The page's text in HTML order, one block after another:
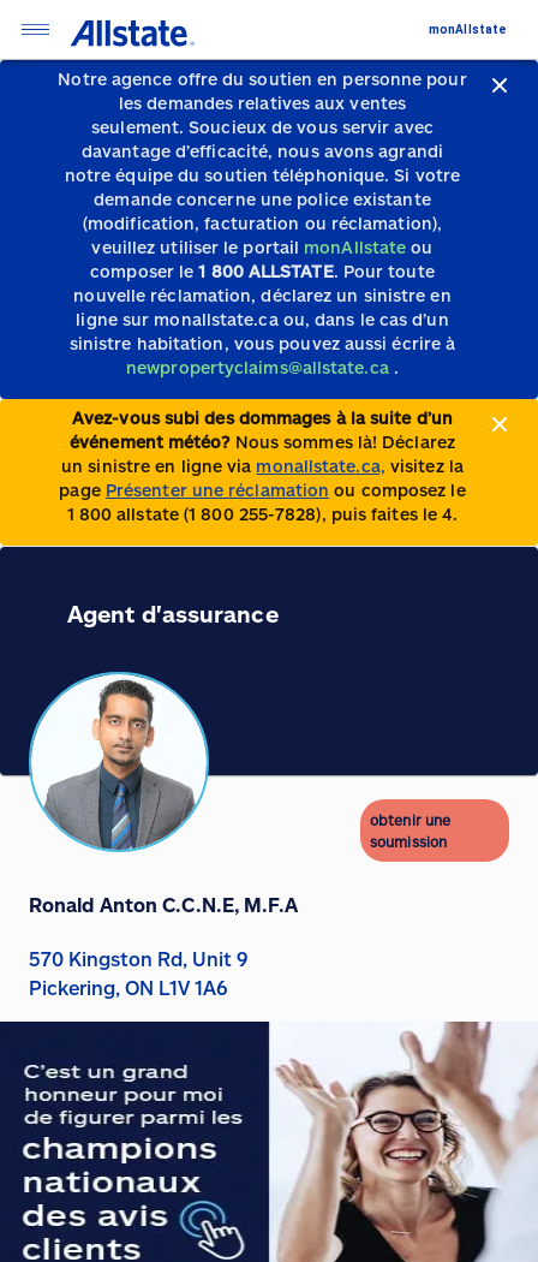
Notre agence offre du soutien en personne pour
les demandes relatives aux ventes
seulement.Soucieux de vous servir avec
davantage d’efficacité, nous avons agrandi
notre équipe du soutien téléphonique.Si votre
demande concerne une police existante
(modification, facturation ou réclamation),
veuillez utiliser le portail monAllstate ou
composer le1 800 ALLSTATE. Pour toute
nouvelle réclamation, déclarez un sinistre en
ligne sur monallstate.ca ou, dans le cas d’un
sinistre habitation, vous pouvez aussi écrire à
newpropertyclaims@allstate.ca .
Avez-vous subi des dommages à la suite d’un
événement météo? Nous sommes là! Déclarez
un sinistre en ligne via monallstate.ca, visitez la
page Présenter une réclamation ou composez le
1 800 allstate (1 800 255-7828), puis faites le 4.
monAllstate
Agent d'assurance
obtenir une
soumission
Ronald Anton C.C.N.E, M.F.A
570 Kingston Rd, Unit 9
Pickering, ON L1V 1A6